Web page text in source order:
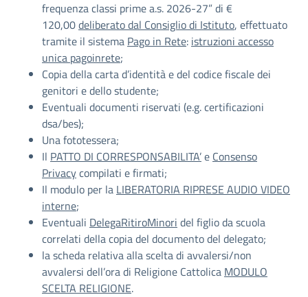
frequenza classi prime a.s. 2026-27” di €
120,00deliberato dal Consiglio di Istituto, effettuato
tramite il sistema Pago in Rete: istruzioni accesso
unica pagoinrete;
Copia della carta d’identità e del codice fiscale dei
genitori e dello studente;
Eventuali documenti riservati (e.g. certificazioni
dsa/bes);
Una fototessera;
Il PATTO DI CORRESPONSABILITA’e Consenso
Privacycompilati e firmati;
Il modulo per la LIBERATORIA RIPRESE AUDIO VIDEO
interne;
Eventuali DelegaRitiroMinori del figlio da scuola
correlati della copia del documento del delegato;
la scheda relativa alla scelta di avvalersi/non
avvalersi dell’ora di Religione Cattolica MODULO
SCELTA RELIGIONE.